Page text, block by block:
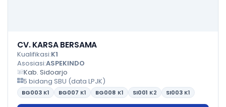
CV. KARSA BERSAMA
Kualifikasi:K1
Asosiasi:ASPEKINDO
Kab. Sidoarjo
5 bidang SBU (data LPJK)
BG003 K1 BG007 K1 BG008 K1 SI001 K2 SI003 K1